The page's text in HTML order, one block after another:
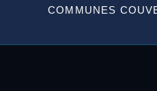
COMMUNES